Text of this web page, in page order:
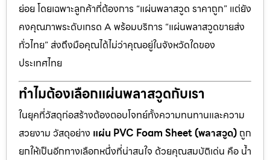
ย่อย โดยเฉพาะลูกค้าที่ต้องการ “แผ่นพลาสวูด ราคาถูก” แต่ยัง
คงคุณภาพระดับเกรด A พร้อมบริการ “แผ่นพลาสวูดขายส่ง
ทั่วไทย” ส่งถึงมือคุณได้ไม่ว่าคุณอยู่ในจังหวัดใดของ
ประเทศไทย
ทำไมต้องเลือกแผ่นพลาสวูดกับเรา
ในยุคที่วัสดุก่อสร้างต้องตอบโจทย์ทั้งความทนทานและความ
สวยงาม วัสดุอย่าง แผ่น PVC Foam Sheet (พลาสวูด) ถูก
ยกให้เป็นอีกทางเลือกหนึ่งที่น่าสนใจ ด้วยคุณสมบัติเด่น คือ น้ำ